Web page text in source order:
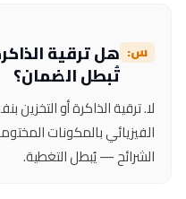
تُبطل الضمان؟
لا. ترقية الذاكرة أو
الفيزيائي بالمكونات
الشرائح — يُبطل التغطية.